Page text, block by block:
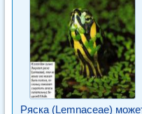
Ряска (Lemnaceae)